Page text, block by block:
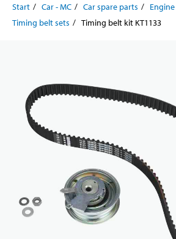
Start Car - MC Car spare parts
Timing belt sets
Timing belt kit KT1133